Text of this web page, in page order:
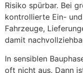
Risiko spürbar. Bei
kontrollierte Ein-
Fahrzeuge,
damit
In sensiblen
oft nicht aus. Dann